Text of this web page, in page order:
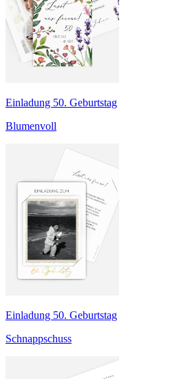
Einladung 50. Geburtstag
Blumenvoll
Einladung 50. Geburtstag
Schnappschuss